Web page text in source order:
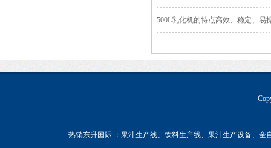
500L乳化机的特点高效、稳定、易
热销东升国际 ：果汁生产线、饮料生产线、果汁生产设备、